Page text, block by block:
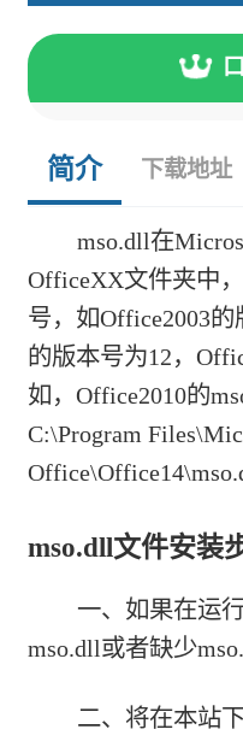
简介 下载地址
mso.dll在
OfficeXX文件夹中
号，如Office2003
的版本号为12，
如，Office2010的
C:\Program
mso.dll文件安装
一、如果在运
mso.dll或者缺少
二、将在本站